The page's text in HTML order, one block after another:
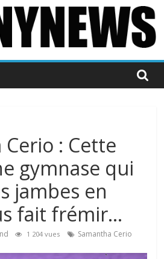
: Cette
gymnase qui
jambes en
fait frémir…
1 204 vues Samantha Cerio